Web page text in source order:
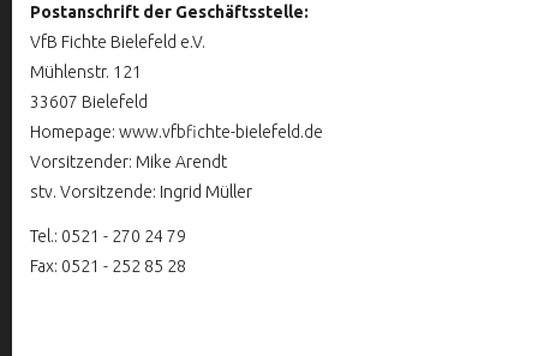
Postanschrift der Geschäftsstelle:
VfB Fichte Bielefeld e.V.
Mühlenstr. 121
33607 Bielefeld
Homepage: www.vfbfichte-bielefeld.de
Vorsitzender: Mike Arendt
stv. Vorsitzende: Ingrid Müller
Tel.: 0521 - 270 24 79
Fax: 0521 - 252 85 28